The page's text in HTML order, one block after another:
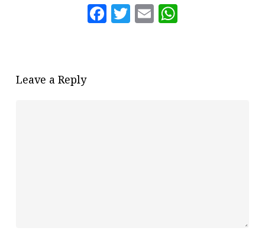
Facebook
Twitter
Email
Leave a Reply